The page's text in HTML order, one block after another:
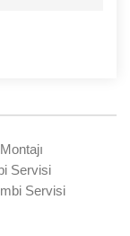
Servisi
Servisi